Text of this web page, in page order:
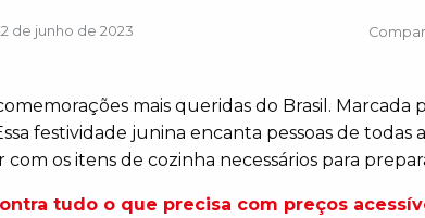
de junho de 2023
mais queridas do Brasil. Marcada
festividade junina encanta pessoas de todas
os itens de cozinha necessários para
tudo o que precisa com preços